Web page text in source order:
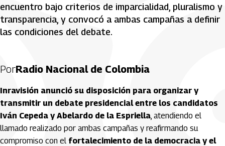
encuentro bajo criterios de imparcialidad, pluralismo y
transparencia, y convocó a ambas campañas a definir
las condiciones del debate.
PorRadio Nacional de Colombia
Inravisión anunció su disposición para organizar y
transmitir un debate presidencial entre los candidatos
Iván Cepeda y Abelardo de la Espriella, atendiendo el
llamado realizado por ambas campañas y reafirmando su
compromiso con el fortalecimiento de la democracia y el